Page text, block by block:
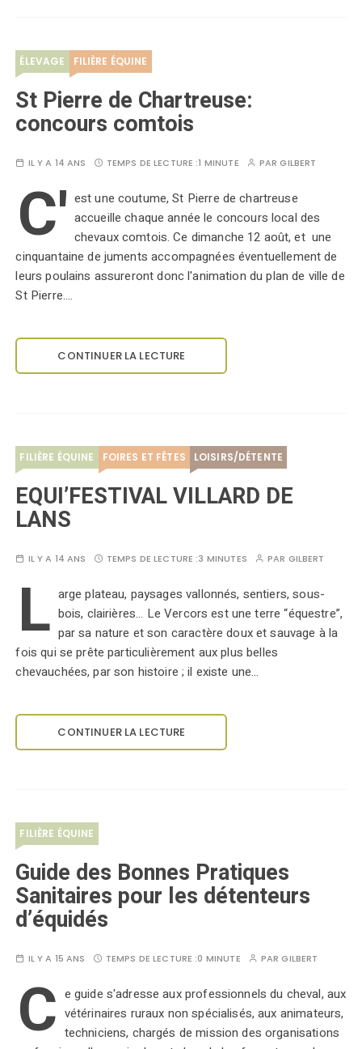
ÉLEVAGE FILIÈRE ÉQUINE
St Pierre de Chartreuse:
concours comtois
IL Y A 14 ANS TEMPS DE LECTURE :1 MINUTE PARGILBERT
C' est une coutume, St Pierre de chartreuse
accueille chaque année le concours local des
chevaux comtois. Ce dimanche 12 août, et une
cinquantaine de juments accompagnées éventuellement de
leurs poulains assureront donc l'animation du plan de ville de
St Pierre.…
CONTINUER LA LECTURE
FILIÈRE ÉQUINE FOIRES ET FÊTES LOISIRS/DÉTENTE
EQUI’FESTIVAL VILLARD DE
LANS
IL Y A 14 ANS TEMPS DE LECTURE :3 MINUTES PAR GILBERT
L arge plateau, paysages vallonnés, sentiers, sous-
bois, clairières... Le Vercors est une terre “équestre”,
par sa nature et son caractère doux et sauvage à la
fois qui se prête particulièrement aux plus belles
chevauchées, par son histoire ; il existe une…
CONTINUER LA LECTURE
FILIÈRE ÉQUINE
Guide des Bonnes Pratiques
Sanitaires pour les détenteurs
d’équidés
IL Y A 15 ANS TEMPS DE LECTURE :0 MINUTE PARGILBERT
C e guide s'adresse aux professionnels du cheval, aux
vétérinaires ruraux non spécialisés, aux animateurs,
techniciens, chargés de mission des organisations